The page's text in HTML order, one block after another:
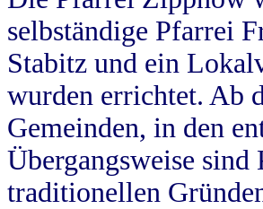
selbständige Pfarrei
Stabitz und ein
wurden errichtet. Ab
Gemeinden, in den
Übergangsweise
traditionellen